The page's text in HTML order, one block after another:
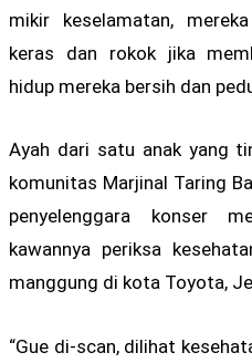
mikir keselamatan,
keras dan rokok jika
hidup mereka bersih dan
Ayah dari satu anak yang
komunitas Marjinal Taring
penyelenggara konser
kawannya periksa
manggung di kota Toyota,
“Gue di-scan, dilihat